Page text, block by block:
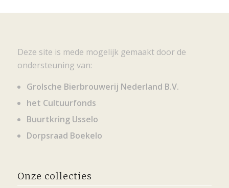
Deze site is mede mogelijk gemaakt door de
ondersteuning van:
Grolsche Bierbrouwerij Nederland B.V.
het Cultuurfonds
Buurtkring Usselo
Dorpsraad Boekelo
Onze collecties